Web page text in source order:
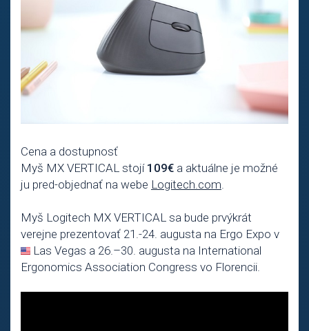
Cena a dostupnosť
Myš MX VERTICAL stojí 109€ a aktuálne je možné
ju pred-objednať na webe Logitech.com
Myš Logitech MX VERTICAL sa bude prvýkrát
verejne prezentovať 21.-24. augusta na Ergo Expo v
Las Vegas a 26.–30. augusta na International
Ergonomics Association Congress vo Florencii.